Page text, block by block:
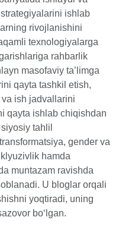
ishlab
rivojlanishini
texnologiyalarga
rahbarlik
masofaviy taʼlimga
qayta tashkil etish,
ish jadvallarini
qayta ishlab chiqishdan
tahlil
gender va
hamda
muntazam ravishda
U bloglar orqali
yoqtiradi, uning
bo‘lgan.